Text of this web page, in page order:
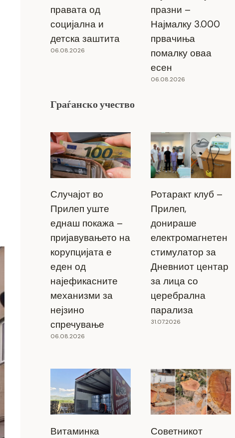
правата од
социјална и
детска заштита
06.08.2026
празни –
Најмалку 3.000
првачиња
помалку оваа
есен
06.08.2026
Граѓанско учество
Случајот во
Прилеп уште
еднаш покажа –
пријавувањето на
корупцијата е
еден од
најефикасните
механизми за
нејзино
спречување
06.08.2026
Ротаракт клуб –
Прилеп,
донираше
електромагнетен
стимулатор за
Дневниот центар
за лица со
церебрална
парализа
31.07.2026
Витаминка
Советникот